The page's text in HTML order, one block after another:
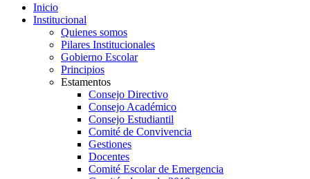
Inicio
Institucional
Quienes somos
Pilares Institucionales
Gobierno Escolar
Principios
Estamentos
Consejo Directivo
Consejo Académico
Consejo Estudiantil
Comité de Convivencia
Gestiones
Docentes
Comité Escolar de Emergencia